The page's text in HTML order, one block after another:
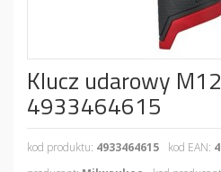
Klucz udarowy
4933464615
kod produktu: 4933464615 kod EAN: